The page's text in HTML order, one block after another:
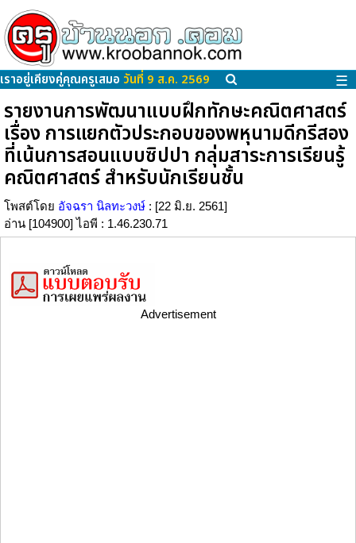
เราอยู่เคียงคู่คุณครูเสมอ วันที่ 9 ส.ค. 2569 ☰
รายงานการพัฒนาแบบฝึกทักษะคณิตศาสตร์
เรื่อง การแยกตัวประกอบของพหุนามดีกรีสอง
ที่เน้นการสอนแบบซิปปา กลุ่มสาระการเรียนรู้
คณิตศาสตร์ สำหรับนักเรียนชั้น
โพสต์โดย อัจฉรา นิลทะวงษ์ : [22 มิ.ย. 2561]
อ่าน [104900] ไอพี : 1.46.230.71
Advertisement